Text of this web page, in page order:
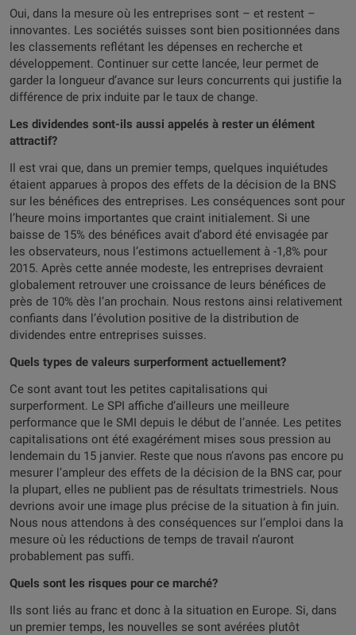
Oui, dans la mesure où les entreprises sont – et restent –
innovantes. Les sociétés suisses sont bien positionnées dans
les classements reflétant les dépenses en recherche et
développement. Continuer sur cette lancée, leur permet de
garder la longueur d’avance sur leurs concurrents qui justifie la
différence de prix induite par le taux de change.
Les dividendes sont-ils aussi appelés à rester un élément
attractif?
Il est vrai que, dans un premier temps, quelques inquiétudes
étaient apparues à propos des effets de la décision de la BNS
sur les bénéfices des entreprises. Les conséquences sont pour
l’heure moins importantes que craint initialement. Si une
baisse de 15% des bénéfices avait d’abord été envisagée par
les observateurs, nous l’estimons actuellement à -1,8% pour
2015. Après cette année modeste, les entreprises devraient
globalement retrouver une croissance de leurs bénéfices de
près de 10% dès l’an prochain. Nous restons ainsi relativement
confiants dans l’évolution positive de la distribution de
dividendes entre entreprises suisses.
Quels types de valeurs surperforment actuellement?
Ce sont avant tout les petites capitalisations qui
surperforment. Le SPI affiche d’ailleurs une meilleure
performance que le SMI depuis le début de l’année. Les petites
capitalisations ont été exagérément mises sous pression au
lendemain du 15 janvier. Reste que nous n’avons pas encore pu
mesurer l’ampleur des effets de la décision de la BNS car, pour
la plupart, elles ne publient pas de résultats trimestriels. Nous
devrions avoir une image plus précise de la situation à fin juin.
Nous nous attendons à des conséquences sur l’emploi dans la
mesure où les réductions de temps de travail n’auront
probablement pas suffi.
Quels sont les risques pour ce marché?
Ils sont liés au franc et donc à la situation en Europe. Si, dans
un premier temps, les nouvelles se sont avérées plutôt